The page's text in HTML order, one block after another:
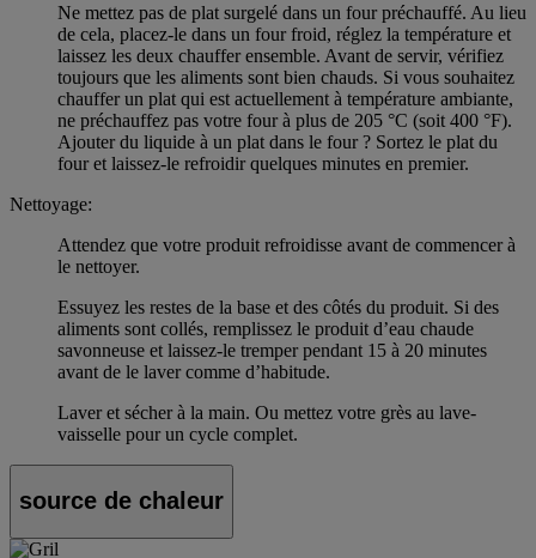
Ne mettez pas de plat surgelé dans un four préchauffé. Au lieu
de cela, placez-le dans un four froid, réglez la température et
laissez les deux chauffer ensemble. Avant de servir, vérifiez
toujours que les aliments sont bien chauds. Si vous souhaitez
chauffer un plat qui est actuellement à température ambiante,
ne préchauffez pas votre four à plus de 205 °C (soit 400 °F).
Ajouter du liquide à un plat dans le four ? Sortez le plat du
four et laissez-le refroidir quelques minutes en premier.
Nettoyage:
Attendez que votre produit refroidisse avant de commencer à
le nettoyer.
Essuyez les restes de la base et des côtés du produit. Si des
aliments sont collés, remplissez le produit d’eau chaude
savonneuse et laissez-le tremper pendant 15 à 20 minutes
avant de le laver comme d’habitude.
Laver et sécher à la main. Ou mettez votre grès au lave-
vaisselle pour un cycle complet.
source de chaleur